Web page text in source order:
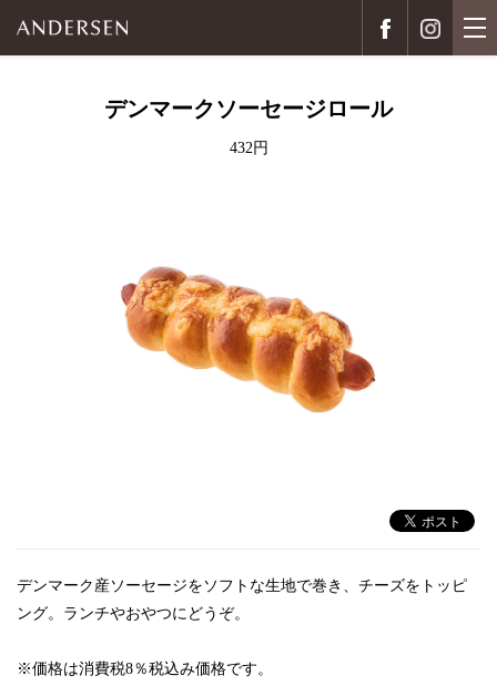
デンマークソーセージロール
432円
デンマーク産ソーセージをソフトな生地で巻き、チーズをトッピ
ング。ランチやおやつにどうぞ。
※価格は消費税8％税込み価格です。